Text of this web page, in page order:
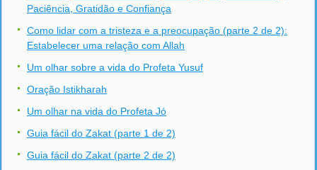
Paciência, Gratidão e Confiança
Como lidar com a tristeza e a preocupação (parte 2 de 2):
Estabelecer uma relação com Allah
Um olhar sobre a vida do Profeta Yusuf
Oração Istikharah
Um olhar na vida do Profeta Jó
Guia fácil do Zakat (parte 1 de 2)
Guia fácil do Zakat (parte 2 de 2)